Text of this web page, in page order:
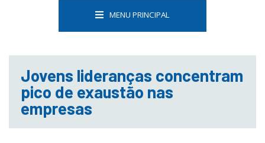
MENU PRINCIPAL
Jovens lideranças concentram
pico de exaustão nas
empresas